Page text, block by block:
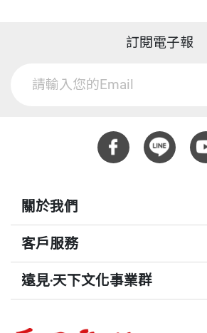
訂閱電子報
關於我們
客戶服務
遠見‧天下文化事業群